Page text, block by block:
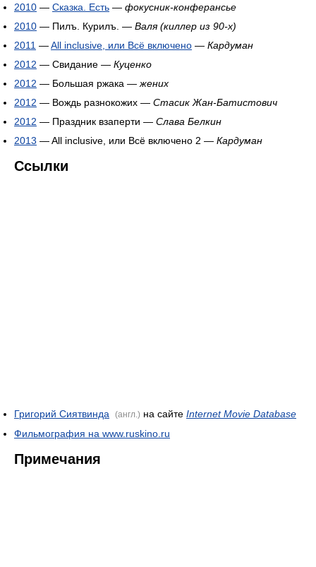
2010 — Сказка. Есть — фокусник-конферансье
2010 — Пилъ. Курилъ. — Валя (киллер из 90-х)
2011 —All inclusive, или Всё включено — Кардуман
2012 — Свидание — Куценко
2012 — Большая ржака —жених
2012 — Вождь разнокожих — Стасик Жан-Батистович
2012 — Праздник взаперти — Слава Белкин
2013 — All inclusive, или Всё включено 2 — Кардуман
Ссылки
Григорий Сиятвинда (англ.) на сайте Internet Movie Database
Фильмография на www.ruskino.ru
Примечания